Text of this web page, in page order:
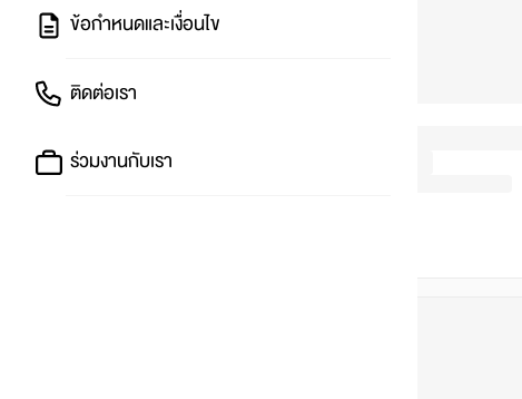
ข้อกำหนดและเงื่อนไข
ติดต่อเรา
ร่วมงานกับเรา